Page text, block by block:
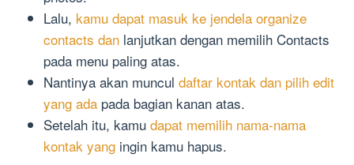
Lalu, kamu dapat masuk ke jendela organize
contacts dan lanjutkan dengan memilih Contacts
pada menu paling atas.
Nantinya akan muncul daftar kontak dan pilih edit
yang ada pada bagian kanan atas.
Setelah itu, kamu dapat memilih nama-nama
kontak yang ingin kamu hapus.